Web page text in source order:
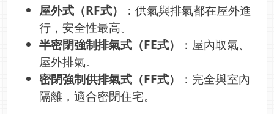
屋外式（RF式）
：供氣與排氣都在屋外進
行，安全性最高。
半密閉強制排氣式（FE式）
：屋內取氣、
屋外排氣。
密閉強制供排氣式（FF式）
：完全與室內
隔離，適合密閉住宅。